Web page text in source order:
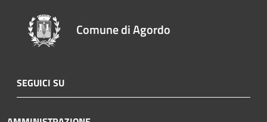
Comune di Agordo
SEGUICI SU